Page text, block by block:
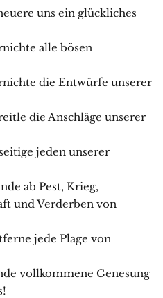
uns ein glückliches
alle bösen
die Entwürfe unserer
die Anschläge unserer
jeden unserer
ab Pest, Krieg,
und Verderben von
jede Plage von
vollkommene Genesung